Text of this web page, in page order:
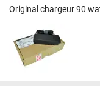
Original chargeur 90